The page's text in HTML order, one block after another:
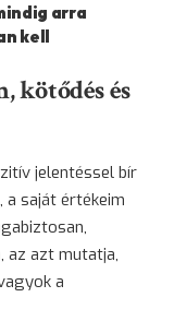
arra
kell
kötődés és
jelentéssel bír
a saját értékeim
az azt mutatja,
a